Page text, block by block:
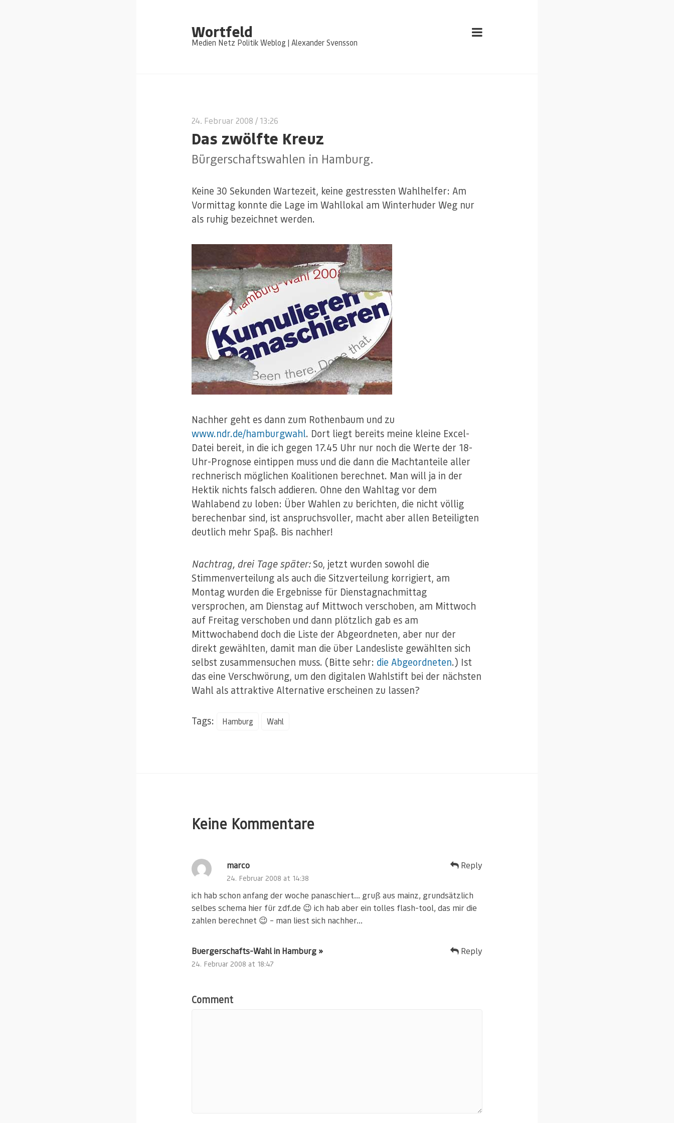
Wortfeld
Medien Netz Politik Weblog | Alexander Svensson
24. Februar 2008 / 13:26
Das zwölfte Kreuz
Bürgerschaftswahlen in Hamburg.
Keine 30 Sekunden Wartezeit, keine gestressten Wahlhelfer: Am
Vormittag konnte die Lage im Wahllokal am Winterhuder Weg nur
als ruhig bezeichnet werden.
Nachher geht es dann zum Rothenbaum und zu
www.ndr.de/hamburgwahl. Dort liegt bereits meine kleine Excel-
Datei bereit, in die ich gegen 17.45 Uhr nur noch die Werte der 18-
Uhr-Prognose eintippen muss und die dann die Machtanteile aller
rechnerisch möglichen Koalitionen berechnet. Man will ja in der
Hektik nichts falsch addieren. Ohne den Wahltag vor dem
Wahlabend zu loben: Über Wahlen zu berichten, die nicht völlig
berechenbar sind, ist anspruchsvoller, macht aber allen Beteiligten
deutlich mehr Spaß. Bis nachher!
Nachtrag, drei Tage später:So, jetzt wurden sowohl die
Stimmenverteilung als auch die Sitzverteilung korrigiert, am
Montag wurden die Ergebnisse für Dienstagnachmittag
versprochen, am Dienstag auf Mittwoch verschoben, am Mittwoch
auf Freitag verschoben und dann plötzlich gab es am
Mittwochabend doch die Liste der Abgeordneten, aber nur der
direkt gewählten, damit man die über Landesliste gewählten sich
selbst zusammensuchen muss. (Bitte sehr: die Abgeordneten.) Ist
das eine Verschwörung, um den digitalen Wahlstift bei der nächsten
Wahl als attraktive Alternative erscheinen zu lassen?
Tags: Hamburg Wahl
Keine Kommentare
marco
24. Februar 2008 at 14:38
ich hab schon anfang der woche panaschiert… gruß aus mainz, grundsätzlich
selbes schema hier für zdf.de 😉 ich hab aber ein tolles flash-tool, das mir die
zahlen berechnet 😉 – man liest sich nachher…
Reply
Buergerschafts-Wahl in Hamburg »
24. Februar 2008 at 18:47
Reply
Comment